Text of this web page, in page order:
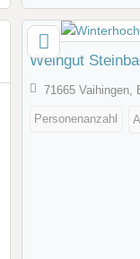
Weingut
71665 Vaihingen,
Personenanzahl